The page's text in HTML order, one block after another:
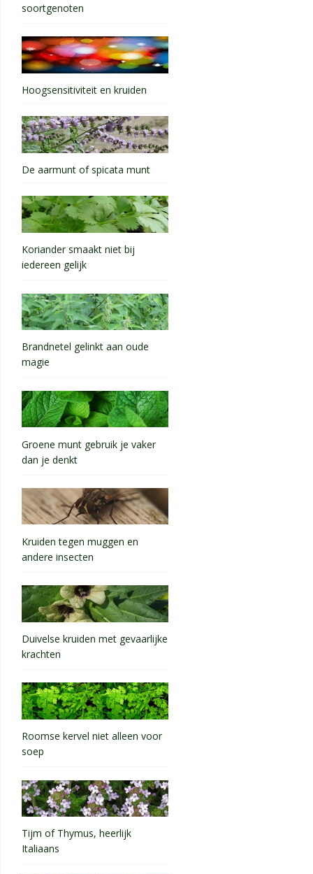
soortgenoten
Hoogsensitiviteit en kruiden
De aarmunt of spicata munt
Koriander smaakt niet bij
iedereen gelijk
Brandnetel gelinkt aan oude
magie
Groene munt gebruik je vaker
dan je denkt
Kruiden tegen muggen en
andere insecten
Duivelse kruiden met gevaarlijke
krachten
Roomse kervel niet alleen voor
soep
Tijm of Thymus, heerlijk
Italiaans